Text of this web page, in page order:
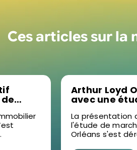
Ces articles sur la
le
Arthur Loyd
avec une
pour
l’immobilier
Orléans
La présentation
l'étude de
Orléans s'est